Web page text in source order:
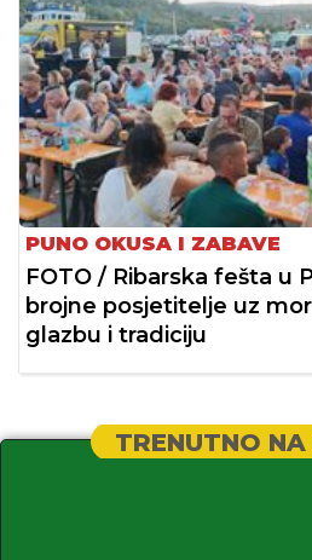
PUNO OKUSA I ZABAVE
FOTO / Ribarska fešta u
brojne posjetitelje uz
glazbu i tradiciju
TRENUTNO